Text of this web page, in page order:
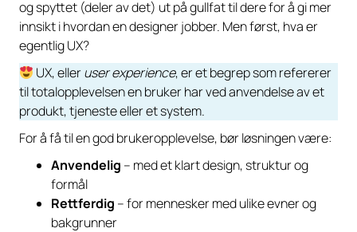
og spyttet (deler av det) ut på gullfat til dere for å gi mer
innsikt i hvordan en designer jobber. Men først, hva er
egentlig UX?
UX, elleruser experience, er et begrep som refererer
til totalopplevelsen en bruker har ved anvendelse av et
produkt, tjeneste eller et system.
For å få til en god brukeropplevelse, bør løsningen være:
Anvendelig – med et klart design, struktur og
formål
Rettferdig – for mennesker med ulike evner og
bakgrunner